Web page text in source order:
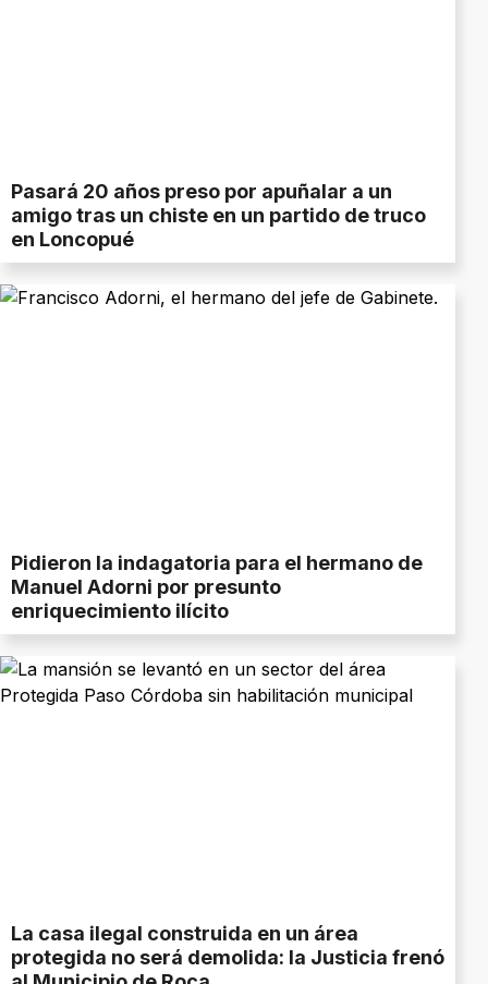
Pasará 20 años preso por apuñalar a un
amigo tras un chiste en un partido de truco
en Loncopué
Pidieron la indagatoria para el hermano de
Manuel Adorni por presunto
enriquecimiento ilícito
La casa ilegal construida en un área
protegida no será demolida: la Justicia frenó